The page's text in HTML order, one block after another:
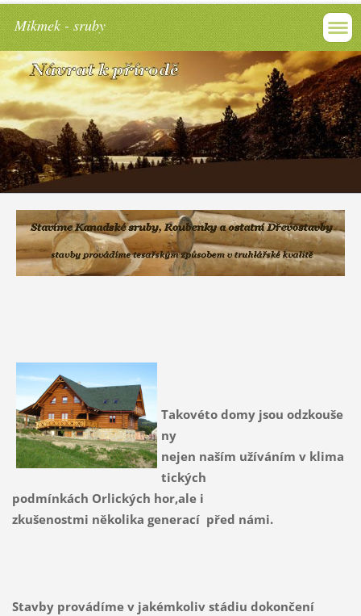
Mikmek - sruby
Takovéto domy jsou odzkouše
ny
nejen naším užíváním v klima
tických
podmínkách Orlických hor,ale i
zkušenostmi několika generací před námi.
Stavby provádíme v jakémkoliv stádiu dokončení